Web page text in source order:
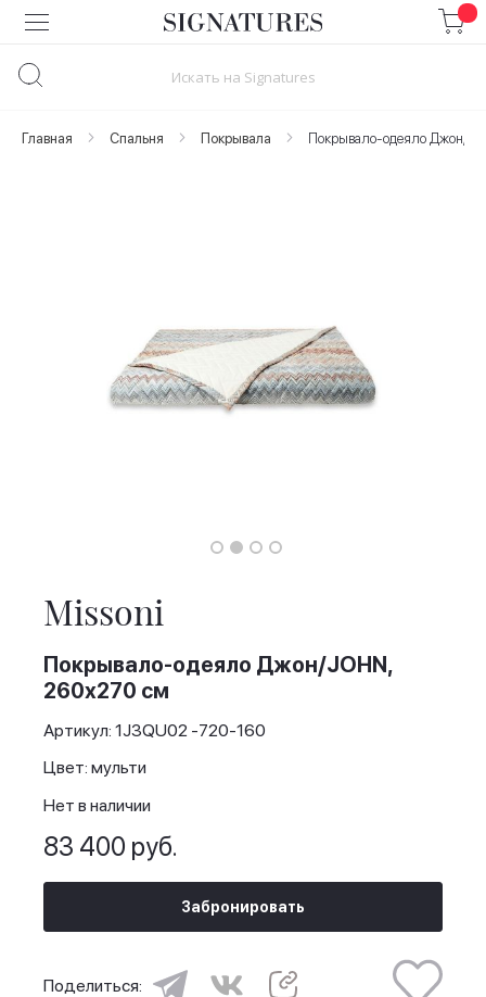
Skip
to
Главная Спальня Покрывала Покрывало-одеяло Джон/
beginning
of
the
images
gallery
Missoni
Покрывало-одеяло Джон/JOHN,
260х270 см
Артикул: 1J3QU02 -720-160
Цвет: мульти
Нет в наличии
83 400 руб.
Забронировать
Поделиться: